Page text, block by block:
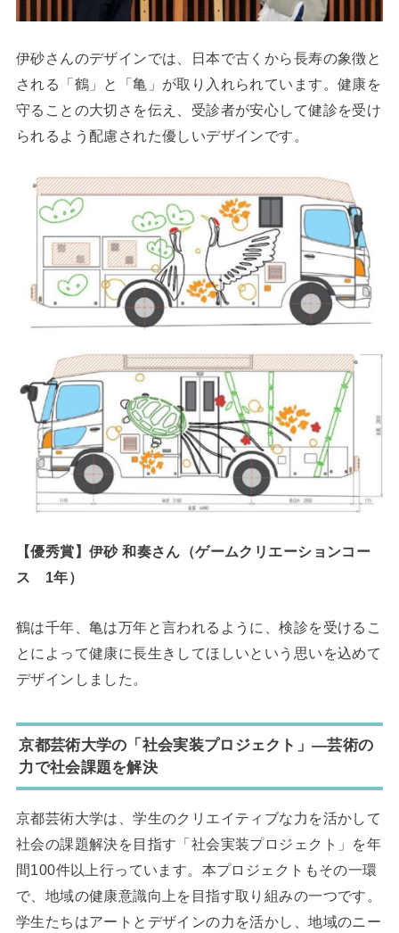
伊砂さんのデザインでは、日本で古くから長寿の象徴と
される「鶴」と「亀」が取り入れられています。健康を
守ることの大切さを伝え、受診者が安心して健診を受け
られるよう配慮された優しいデザインです。
【優秀賞】伊砂 和奏さん（ゲームクリエーションコー
ス 1年）
鶴は千年、亀は万年と言われるように、検診を受けるこ
とによって健康に長生きしてほしいという思いを込めて
デザインしました。
京都芸術大学の「社会実装プロジェクト」―芸術の
力で社会課題を解決
京都芸術大学は、学生のクリエイティブな力を活かして
社会の課題解決を目指す「社会実装プロジェクト」を年
間100件以上行っています。本プロジェクトもその一環
で、地域の健康意識向上を目指す取り組みの一つです。
学生たちはアートとデザインの力を活かし、地域のニー